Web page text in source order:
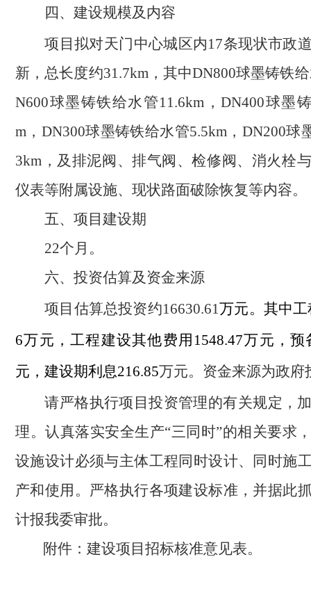
四、建设规模及内容
项目拟对天门中心城区内17条现状市政
新，总长度约31.7km ，其中DN800球墨铸铁
N600球墨铸铁给水管11.6km ， DN400球墨
m ， DN300球墨铸铁给水管5.5km ， DN200球
3km ，及排泥阀、排气阀、检修阀、消火栓
仪表等附属设施、现状路面破除恢复等内容。
五、项目建设期
22个月。
六、投资估算及资金来源
项目估算总投资约16630.61万元。其中
6万元，工程建设其他费用 1548.47万元，预
元 ，建设期利息216.85万元。资金来源为政府
请严格执行项目投资管理的有关规定，
理。认真落实安全生产“三同时”的相关要求
设施设计必须与主体工程同时设计、同时施
产和使用。严格执行各项建设标准，并据此
计报我委审批。
附件：建设项目招标核准意见表。